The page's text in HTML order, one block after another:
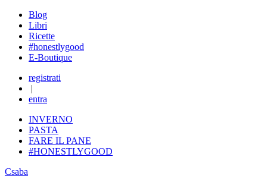
Blog
Libri
Ricette
#honestlygood
E-Boutique
registrati
|
entra
INVERNO
PASTA
FARE IL PANE
#HONESTLYGOOD
Csaba